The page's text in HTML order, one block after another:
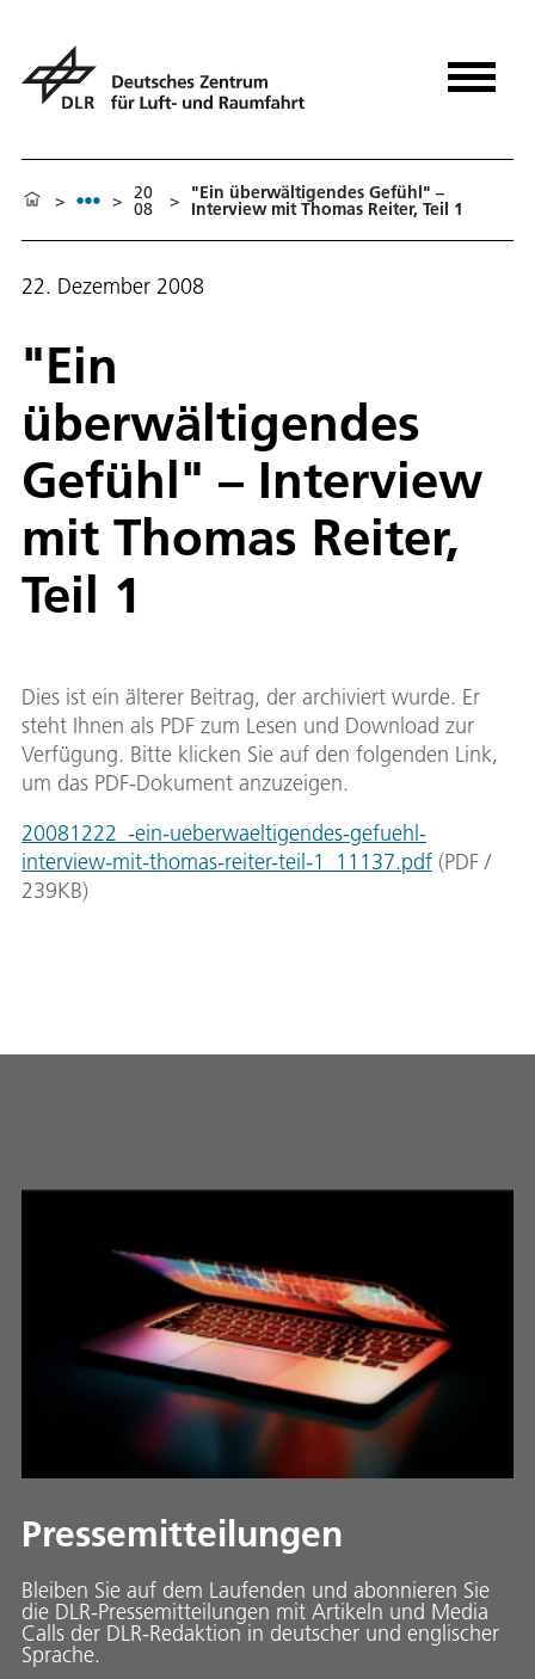
> > 20
08 > "Ein überwältigendes Gefühl" –
Interview mit Thomas Reiter, Teil 1
22. Dezember 2008
"Ein
überwältigendes
Gefühl" – Interview
mit Thomas Reiter,
Teil 1
Dies ist ein älterer Beitrag, der archiviert wurde. Er
steht Ihnen als PDF zum Lesen und Download zur
Verfügung. Bitte klicken Sie auf den folgenden Link,
um das PDF-Dokument anzuzeigen.
20081222_-ein-ueberwaeltigendes-gefuehl-
interview-mit-thomas-reiter-teil-1_11137.pdf (PDF /
239KB)
Pressemitteilungen
Bleiben Sie auf dem Laufenden und abonnieren Sie
die DLR-Pressemitteilungen mit Artikeln und Media
Calls der DLR-Redaktion in deutscher und englischer
Sprache.